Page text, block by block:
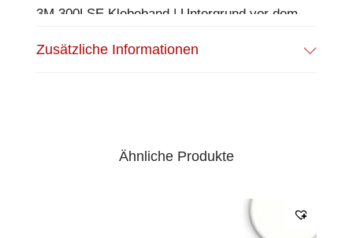
3M 300LSE Klebeband | Untergrund vor dem
wieder ablösen! | Es passen die Verbinder
Zusätzliche Informationen
Ähnliche Produkte